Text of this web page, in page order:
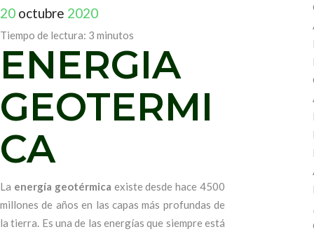
20 octubre 2020
Tiempo de lectura: 3 minutos
ENERGIA
GEOTERMI
CA
La energía geotérmica existe desde hace 4500
millones de años en las capas más profundas de
la tierra. Es una de las energías que siempre está
,